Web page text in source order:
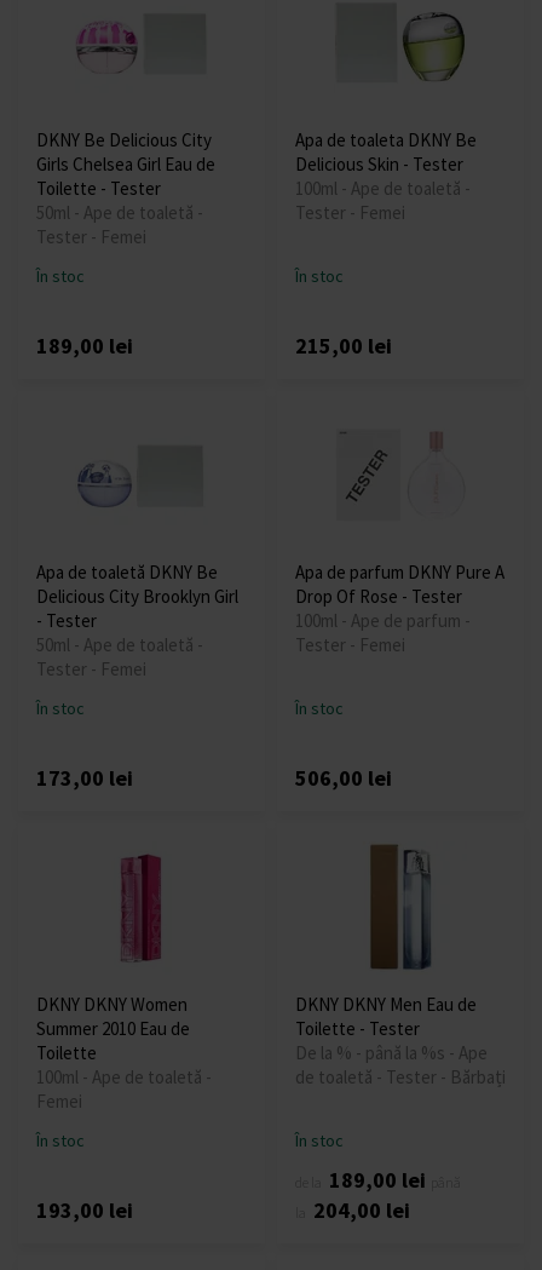
DKNY Be Delicious City
Girls Chelsea Girl Eau de
Toilette - Tester
50ml - Ape de toaletă -
Tester - Femei
În stoc
189,00 lei
Apa de toaleta DKNY Be
Delicious Skin - Tester
100ml - Ape de toaletă -
Tester - Femei
În stoc
215,00 lei
Apa de toaletă DKNY Be
Delicious City Brooklyn Girl
- Tester
50ml - Ape de toaletă -
Tester - Femei
În stoc
173,00 lei
Apa de parfum DKNY Pure A
Drop Of Rose - Tester
100ml - Ape de parfum -
Tester - Femei
În stoc
506,00 lei
DKNY DKNY Women
Summer 2010 Eau de
Toilette
100ml - Ape de toaletă -
Femei
În stoc
193,00 lei
DKNY DKNY Men Eau de
Toilette - Tester
De la % - până la %s - Ape
de toaletă - Tester - Bărbați
În stoc
189,00 lei
204,00 lei